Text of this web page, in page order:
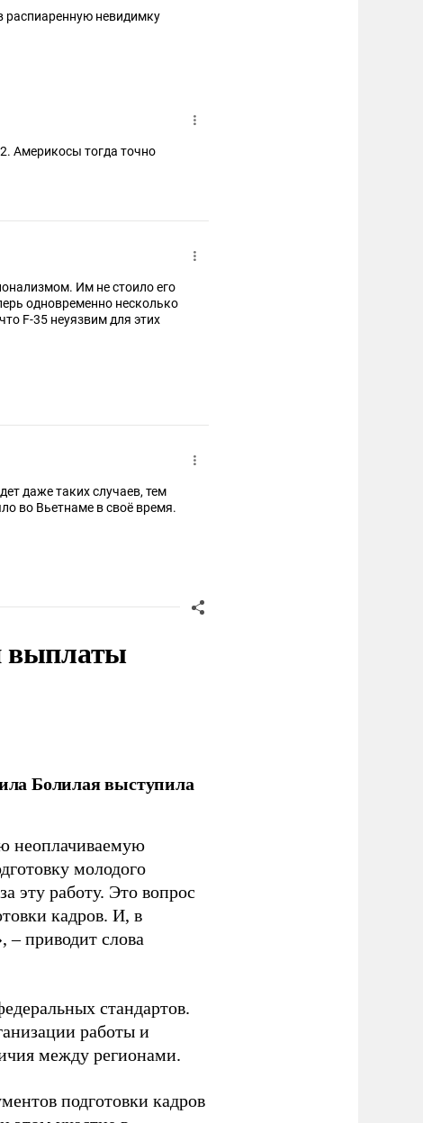
распиаренную невидимку
Америкосы тогда точно
Им не стоило его
одновременно несколько
F-35 неуязвим для этих
даже таких случаев, тем
во Вьетнаме в своё время.
выплаты
Болилая выступила
неоплачиваемую
молодого
эту работу. Это вопрос
кадров. И, в
– приводит слова
стандартов.
работы и
между регионами.
подготовки кадров